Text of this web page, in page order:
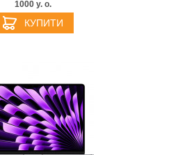
IPHONE 14
1000 y. о.
КУПИТИ